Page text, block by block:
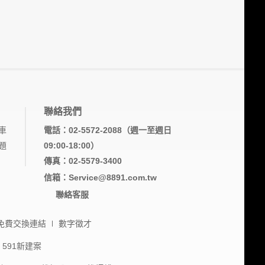
聯絡我們
電話：02-5572-2088（週一至週日
09:00-18:00）
傳真：02-5579-3400
信箱：Service@8891.com.tw
聯絡客服
費交換連結 數字徵才
591新建案